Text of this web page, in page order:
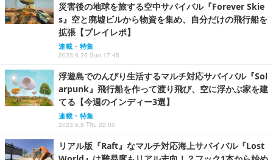
災害後の地球を旅する空中サバイバル『Forever Skie
s』空と廃墟ビルから物資を集め、自分だけの飛行船を
拡張【プレイレポ】
連載・特集
2023.6.25 Sun 17:45
浮遊島でのんびり生活するマルチ対応サバイバル『Sol
arpunk』飛行船を作って渡り飛び、空に浮かぶ家を建
てる【今週のインディー3選】
連載・特集
2023.6.8 Thu 22:00
リアル版『Raft』なマルチ対応海上サバイバル『Lost